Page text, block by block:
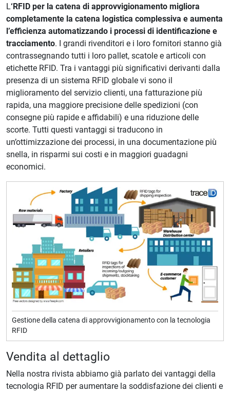
L‘RFID per la catena di approvvigionamento migliora
completamente la catena logistica complessiva e aumenta
l’efficienza automatizzando i processi di identificazione e
tracciamento. I grandi rivenditori e i loro fornitori stanno già
contrassegnando tutti i loro pallet, scatole e articoli con
etichette RFID. Tra i vantaggi più significativi derivanti dalla
presenza di un sistema RFID globale vi sono il
miglioramento del servizio clienti, una fatturazione più
rapida, una maggiore precisione delle spedizioni (con
consegne più rapide e affidabili) e una riduzione delle
scorte. Tutti questi vantaggi si traducono in
un’ottimizzazione dei processi, in una documentazione più
snella, in risparmi sui costi e in maggiori guadagni
economici.
Gestione della catena di approvvigionamento con la tecnologia
RFID
Vendita al dettaglio
Nella nostra rivista abbiamo già parlato dei vantaggi della
tecnologia RFID per aumentare la soddisfazione dei clienti e